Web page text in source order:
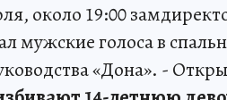
около 19:00
мужские голоса в
«Дона». -